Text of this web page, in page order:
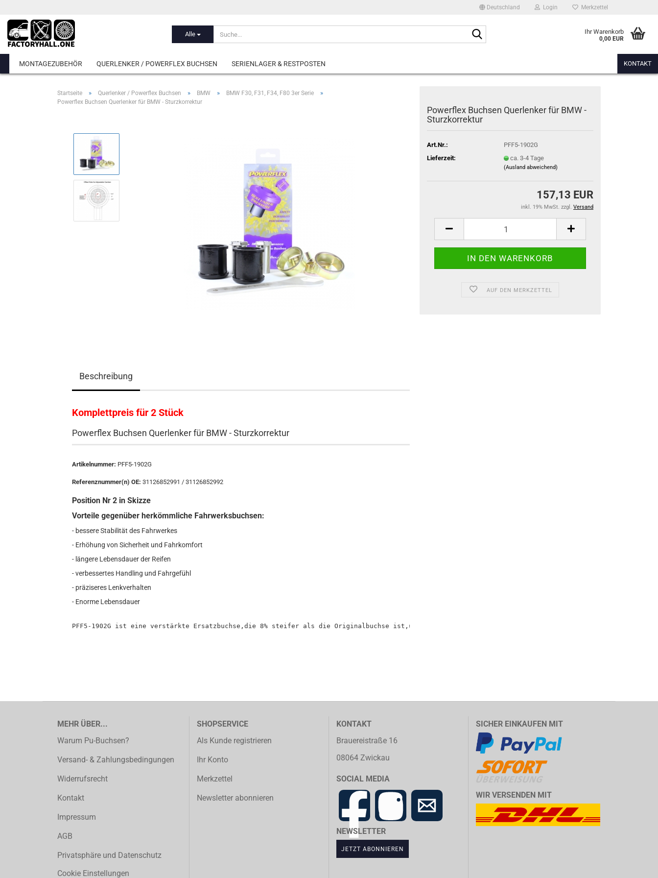
Deutschland Login Merkzettel
Alle Ihr Warenkorb
0,00 EUR
MONTAGEZUBEHÖR QUERLENKER / POWERFLEX BUCHSEN SERIENLAGER & RESTPOSTEN KONTAKT
Startseite » Querlenker / Powerflex Buchsen » BMW » BMW F30, F31, F34, F80 3er Serie »
Powerflex Buchsen Querlenker für BMW - Sturzkorrektur
Powerflex Buchsen Querlenker für BMW -
Sturzkorrektur
Art.Nr.:
PFF5-1902G
Lieferzeit:
ca. 3-4 Tage
(Ausland abweichend)
157,13 EUR
inkl. 19% MwSt. zzgl. Versand
AUF DEN MERKZETTEL
Beschreibung
Komplettpreis für 2 Stück
Powerflex Buchsen Querlenker für BMW - Sturzkorrektur
Artikelnummer: PFF5-1902G
Referenznummer(n) OE: 31126852991 / 31126852992
Position Nr 2 in Skizze
Vorteile gegenüber herkömmliche Fahrwerksbuchsen:
- bessere Stabilität des Fahrwerkes
- Erhöhung von Sicherheit und Fahrkomfort
- längere Lebensdauer der Reifen
- verbessertes Handling und Fahrgefühl
- präziseres Lenkverhalten
- Enorme Lebensdauer
PFF5-1902G ist eine verstärkte Ersatzbuchse,die 8% steifer als die Originalbuchse ist,um die Buchsenleistung zu revitalisieren und die
MEHR ÜBER...
Warum Pu-Buchsen?
Versand- & Zahlungsbedingungen
Widerrufsrecht
Kontakt
Impressum
AGB
Privatsphäre und Datenschutz
Cookie Einstellungen
SHOPSERVICE
Als Kunde registrieren
Ihr Konto
Merkzettel
Newsletter abonnieren
KONTAKT
Brauereistraße 16
08064 Zwickau
SOCIAL MEDIA
NEWSLETTER
JETZT ABONNIEREN
SICHER EINKAUFEN MIT
WIR VERSENDEN MIT